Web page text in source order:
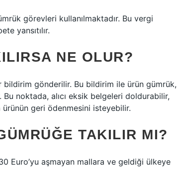
görevleri kullanılmaktadır. Bu vergi
yansıtılır.
NE OLUR?
bildirim gönderilir. Bu bildirim ile ürün gümrük,
noktada, alıcı eksik belgeleri doldurabilir,
geri ödenmesini isteyebilir.
TAKILIR MI?
Euro’yu aşmayan mallara ve geldiği ülkeye